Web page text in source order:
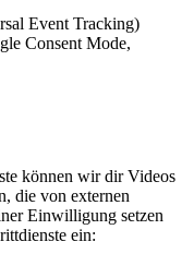
Event Tracking)
Consent Mode,
können wir dir Videos
die von externen
Einwilligung setzen
ein: